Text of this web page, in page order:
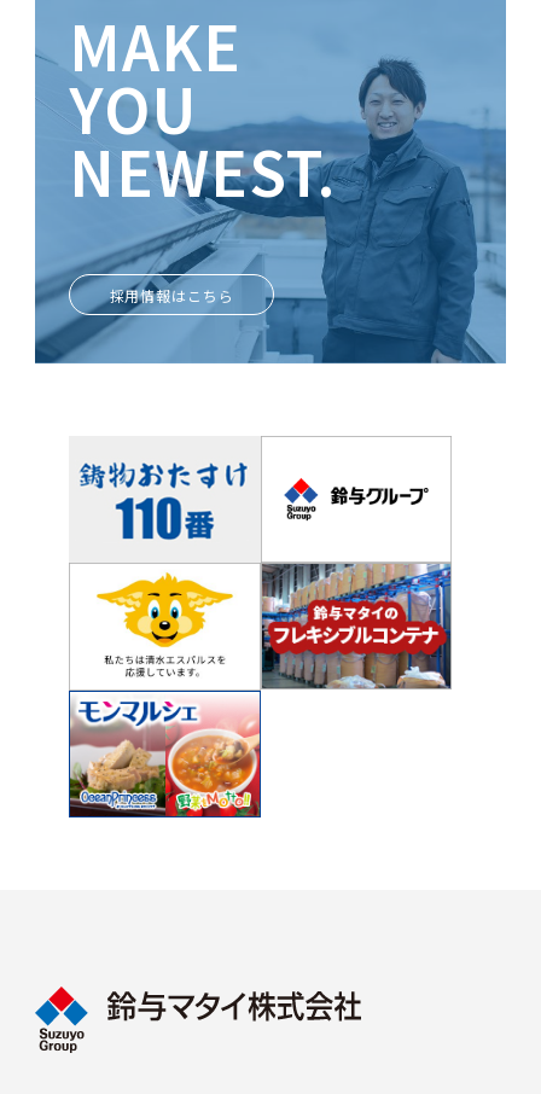
MAKE
YOU
NEWEST.
ときめきがあなたを輝かせる
採用情報はこちら